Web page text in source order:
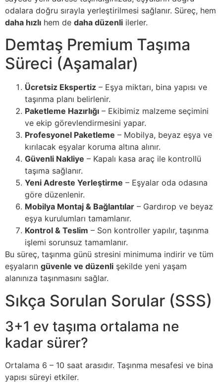
odalara doğru sırayla yerleştirilmesi sağlanır. Süreç, hem
daha hızlı hem de daha düzenli ilerler.
Demtaş Premium Taşıma
Süreci (Aşamalar)
Ücretsiz Ekspertiz – Eşya miktarı, bina yapısı ve
taşınma planı belirlenir.
Paketleme Hazırlığı – Ekibimiz malzeme seçimini
ve ekip görevlendirmesini yapar.
Profesyonel Paketleme – Mobilya, beyaz eşya ve
kırılacak eşyalar koruma altına alınır.
Güvenli Nakliye – Kapalı kasa araç ile kontrollü
taşıma sağlanır.
Yeni Adreste Yerleştirme – Eşyalar oda odasına
göre düzenlenir.
Mobilya Montaj & Bağlantılar – Gardırop ve beyaz
eşya kurulumları tamamlanır.
Kontrol & Teslim – Son kontroller yapılır, taşınma
işlemi sorunsuz tamamlanır.
Bu süreç, taşınma günü stresini minimuma indirir ve tüm
eşyaların güvenle ve düzenli şekilde yeni yaşam
alanınıza taşınmasını sağlar.
Sıkça Sorulan Sorular (SSS)
3+1 ev taşıma ortalama ne
kadar sürer?
Ortalama 6 – 10 saat arasıdır. Taşınma mesafesi ve bina
yapısı süreyi etkiler.